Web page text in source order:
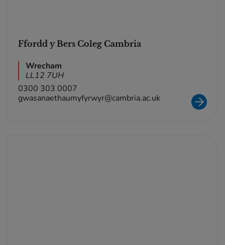
Ffordd y Bers Coleg Cambria
Wrecham
LL12 7UH
0300 303 0007
gwasanaethaumyfyrwyr@cambria.ac.uk